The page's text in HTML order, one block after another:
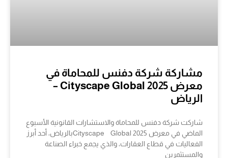
مشاركة شركة دفنس للمحاماة في
معرض Cityscape Global 2025 –
الرياض
شاركت شركة دفنس للمحاماة والاستشارات القانونية الأسبوع
الماضي في معرض Cityscape Global 2025بالرياض، أحد أبرز
الفعاليات في قطاع العقارات، والذي يجمع خبراء الصناعة
والمستثمرين